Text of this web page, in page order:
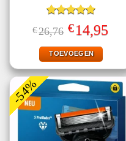
Gewaardeerd
5.00uit 5
€26,76 Oorspronkelijke
prijs
was:
€26,76.
€14,95prijs
TOEVOEGEN
-54%